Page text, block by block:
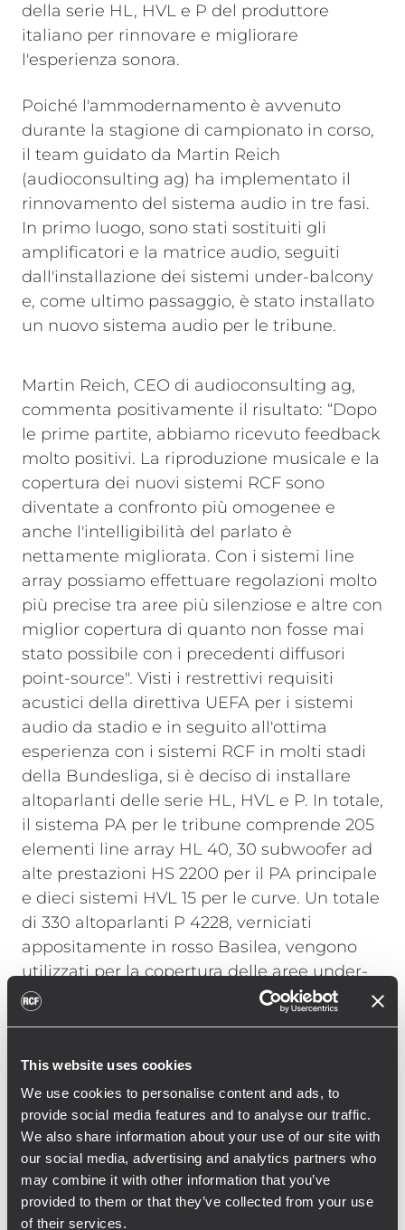
This website uses cookies
We use cookies to personalise content and ads, to
provide social media features and to analyse our traffic.
We also share information about your use of our site with
our social media, advertising and analytics partners who
may combine it with other information that you’ve
provided to them or that they’ve collected from your use
of their services.
della serie HL, HVL e P del produttore
italiano per rinnovare e migliorare
l'esperienza sonora.
Poiché l'ammodernamento è avvenuto
durante la stagione di campionato in corso,
il team guidato da Martin Reich
(audioconsulting ag) ha implementato il
rinnovamento del sistema audio in tre fasi.
In primo luogo, sono stati sostituiti gli
amplificatori e la matrice audio, seguiti
dall'installazione dei sistemi under-balcony
e, come ultimo passaggio, è stato installato
un nuovo sistema audio per le tribune.
Martin Reich, CEO di audioconsulting ag,
commenta positivamente il risultato: “Dopo
le prime partite, abbiamo ricevuto feedback
molto positivi. La riproduzione musicale e la
copertura dei nuovi sistemi RCF sono
diventate a confronto più omogenee e
anche l'intelligibilità del parlato è
nettamente migliorata. Con i sistemi line
array possiamo effettuare regolazioni molto
più precise tra aree più silenziose e altre con
miglior copertura di quanto non fosse mai
stato possibile con i precedenti diffusori
point-source". Visti i restrettivi requisiti
acustici della direttiva UEFA per i sistemi
audio da stadio e in seguito all'ottima
esperienza con i sistemi RCF in molti stadi
della Bundesliga, si è deciso di installare
altoparlanti delle serie HL, HVL e P. In totale,
il sistema PA per le tribune comprende 205
elementi line array HL 40, 30 subwoofer ad
alte prestazioni HS 2200 per il PA principale
e dieci sistemi HVL 15 per le curve. Un totale
di 330 altoparlanti P 4228, verniciati
appositamente in rosso Basilea, vengono
utilizzati per la copertura delle aree under-
balcony e dei passaggi pedonali.
Engineering Support Group (ESG) in
Germania, commenta l'installazione: “Con
un'installazione così grande in uno stadio,
non era necessario tenere conto solo delle
condizioni strutturali e acustiche, ma anche
dell'uso operativo. Con il nuovo sistema RCF,
St. Jakob Park dispone di un sistema di